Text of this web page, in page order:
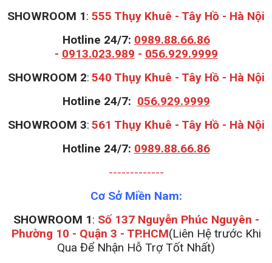
SHOWROOM 1: 555 Thụy Khuê - Tây Hồ - Hà Nội
Hotline 24/7: 0989.88.66.86
- 0913.023.989 - 056.929.9999
SHOWROOM 2: 540 Thụy Khuê - Tây Hồ - Hà Nội
Hotline 24/7: 056.929.9999
SHOWROOM 3: 561 Thụy Khuê - Tây Hồ - Hà Nội
Hotline 24/7: 0989.88.66.86
-------------
Cơ Sở Miền Nam:
SHOWROOM 1: Số 137 Nguyễn Phúc Nguyên -
Phường 10 - Quận 3 - TP.HCM(Liên Hệ trước Khi
Qua Để Nhận Hỗ Trợ Tốt Nhất)